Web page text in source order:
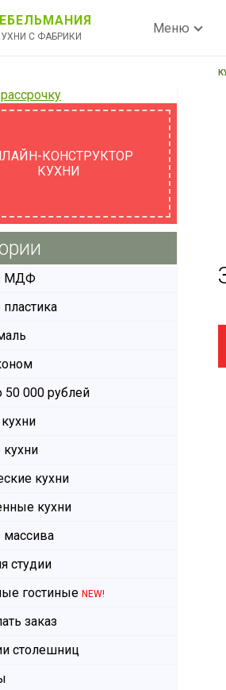
С ФАБРИКИ
Меню
КОНСТРУКТОР
КУХНИ
МДФ
50 000 рублей
кухни
кухни
массива
студии
гостиные NEW!
заказ
столешниц